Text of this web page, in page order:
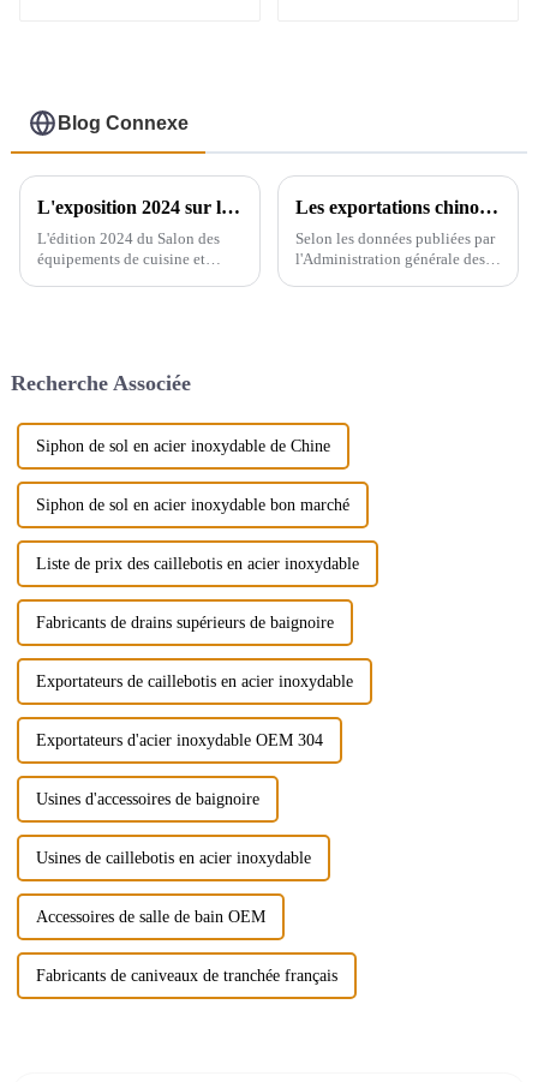
Blog Connexe
L'exposition 2024 sur les équipements de cuisine et sanitaires de Yiwu se tiendra du 28 au 30 de ce mois au centre d'exposition international de Yiwu.
L'édition 2024 du Salon des
équipements de cuisine et
marques…
Les exportations chinoises d'appareils sanitaires
Selon les données publiées par
l'Administration générale des
Recherche Associée
Siphon de sol en acier inoxydable de Chine
Siphon de sol en acier inoxydable bon marché
Liste de prix des caillebotis en acier inoxydable
Fabricants de drains supérieurs de baignoire
Exportateurs de caillebotis en acier inoxydable
Exportateurs d'acier inoxydable OEM 304
Usines d'accessoires de baignoire
Usines de caillebotis en acier inoxydable
Accessoires de salle de bain OEM
Fabricants de caniveaux de tranchée français